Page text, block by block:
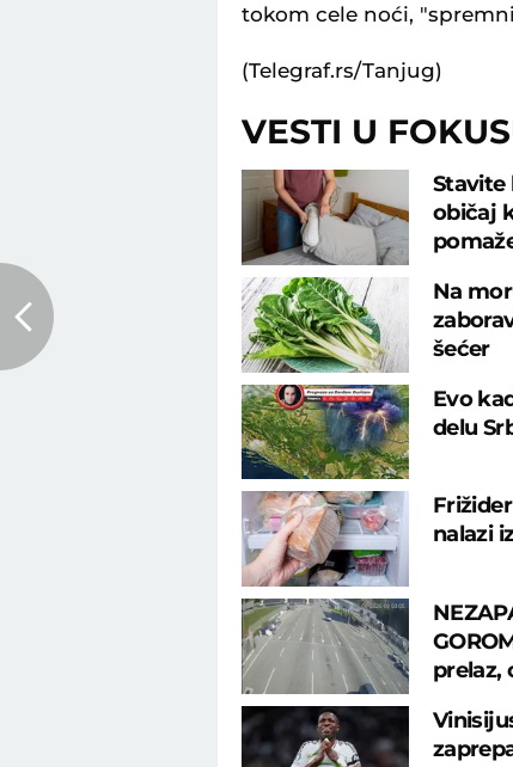
tokom cele noći,
(Telegraf.rs/Tanjug)
VESTI U
Stavite
običaj
Na
šećer
Evo
delu
nalazi
prelaz,